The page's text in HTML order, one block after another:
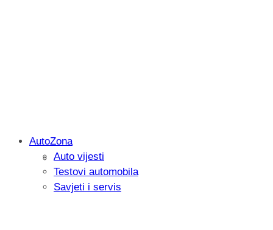
Savjetujemo: Što učiniti kada vaš
AutoZona
Auto vijesti
Testovi automobila
Savjeti i servis